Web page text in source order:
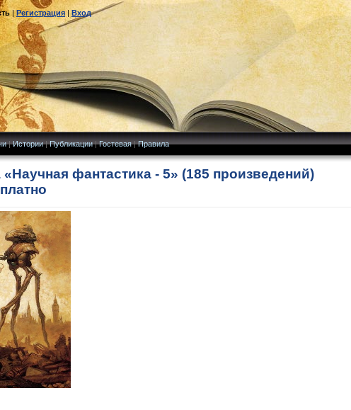
|Регистрация|Вход
|Истории|Публикации|Гостевая|Правила
фантастика - 5» (185 произведений)